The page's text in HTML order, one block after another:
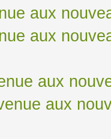
aux
aux
aux
aux